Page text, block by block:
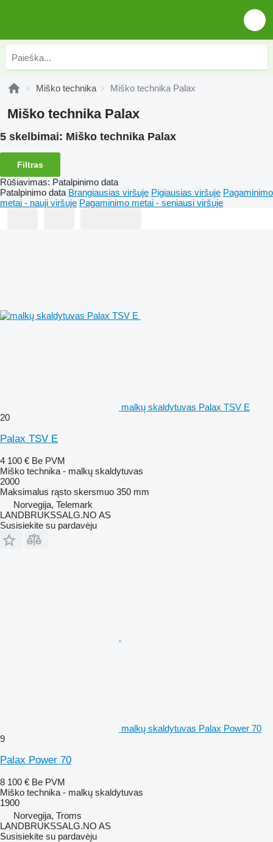
Miško technika Miško technika Palax
Miško technika Palax
5 skelbimai: Miško technika Palax
Filtras
Rūšiavimas: Patalpinimo data
Patalpinimo data Brangiausias viršuje Pigiausias viršuje Pagaminimo
metai - nauji viršuje Pagaminimo metai - seniausi viršuje
malkų skaldytuvas Palax TSV E
20
Palax TSV E
4 100 € Be PVM
Miško technika - malkų skaldytuvas
2000
Maksimalus rąsto skersmuo 350 mm
Norvegija, Telemark
LANDBRUKSSALG.NO AS
Susisiekite su pardavėju
malkų skaldytuvas Palax Power 70
9
Palax Power 70
8 100 € Be PVM
Miško technika - malkų skaldytuvas
1900
Norvegija, Troms
LANDBRUKSSALG.NO AS
Susisiekite su pardavėju